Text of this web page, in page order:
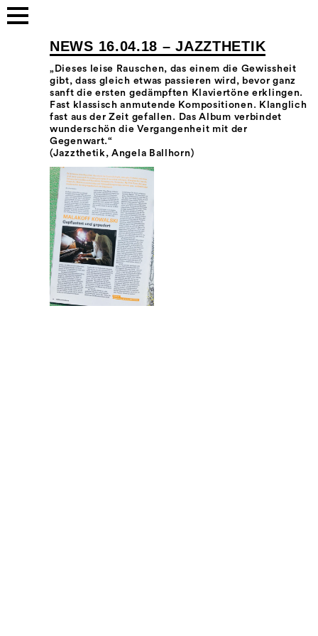
NEWS 16.04.18 – JAZZTHETIK
„Dieses leise Rauschen, das einem die Gewissheit
gibt, dass gleich etwas passieren wird, bevor ganz
sanft die ersten gedämpften Klaviertöne erklingen.
Fast klassisch anmutende Kompositionen. Klanglich
fast aus der Zeit gefallen. Das Album verbindet
wunderschön die Vergangenheit mit der
Gegenwart.“
(Jazzthetik, Angela Ballhorn)